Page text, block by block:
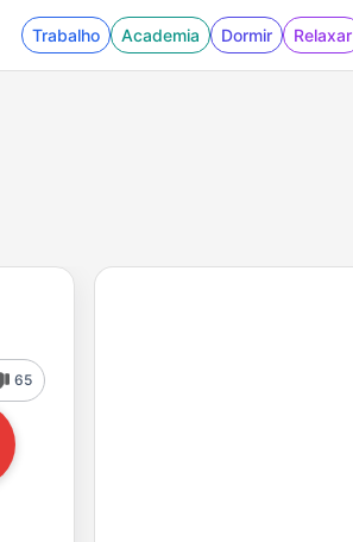
Trabalho Academia Dormir Relaxar
65